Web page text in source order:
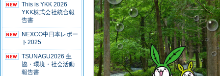
This is YKK 2026
YKK株式会社統合報
告書
NEXCO中日本レポー
ト2025
TSUNAGU2026 生
協・環境・社会活動
報告書